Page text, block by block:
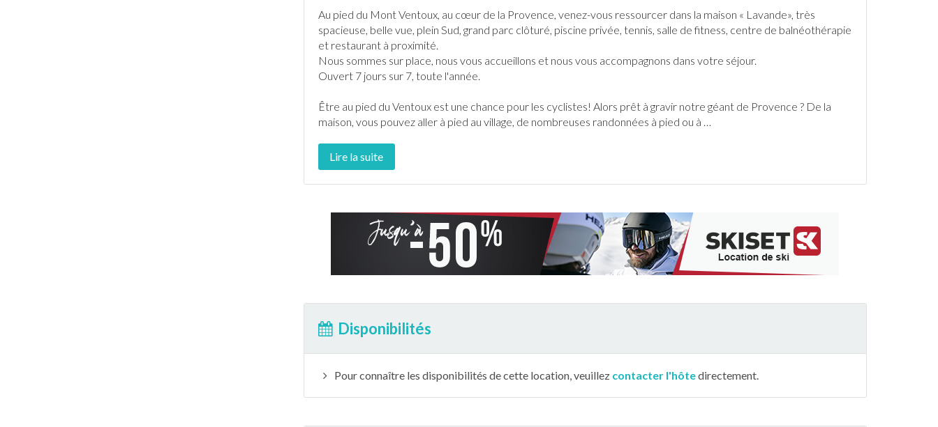
Au pied du Mont Ventoux, au cœur de la Provence, venez-vous ressourcer dans la maison « Lavande», très
spacieuse, belle vue, plein Sud, grand parc clôturé, piscine privée, tennis, salle de fitness, centre de balnéothérapie
et restaurant à proximité.
Nous sommes sur place, nous vous accueillons et nous vous accompagnons dans votre séjour.
Ouvert 7 jours sur 7, toute l'année.
Être au pied du Ventoux est une chance pour les cyclistes! Alors prêt à gravir notre géant de Provence ? De la
maison, vous pouvez aller à pied au village, de nombreuses randonnées à pied ou à …
Lire la suite
Disponibilités
Pour connaître les disponibilités de cette location, veuillez contacter l'hôtedirectement.